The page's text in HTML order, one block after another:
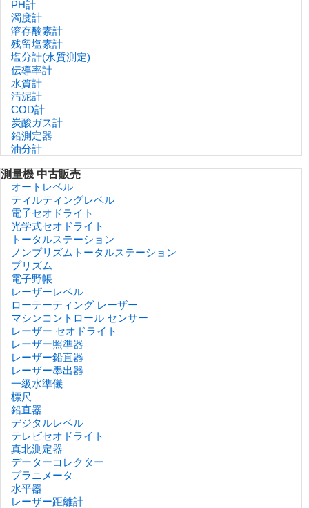
PH計
濁度計
溶存酸素計
残留塩素計
塩分計(水質測定)
伝導率計
水質計
汚泥計
COD計
炭酸ガス計
鉛測定器
油分計
測量機 中古販売
オートレベル
ティルティングレベル
電子セオドライト
光学式セオドライト
トータルステーション
ノンプリズムトータルステーション
プリズム
電子野帳
レーザーレベル
ローテーティング レーザー
マシンコントロール センサー
レーザー セオドライト
レーザー照準器
レーザー鉛直器
レーザー墨出器
一級水準儀
標尺
鉛直器
デジタルレベル
テレビセオドライト
真北測定器
データーコレクター
プラニメータ―
水平器
レーザー距離計